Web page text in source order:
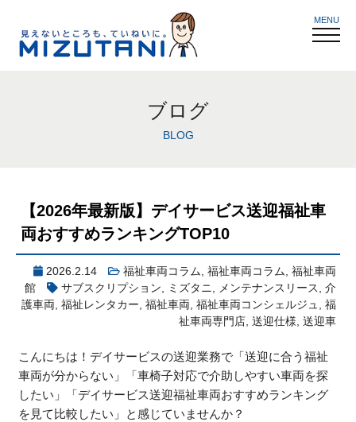
MENU
ブログ
BLOG
【2026年最新版】デイサービス送迎福祉車
両おすすめランキングTOP10
2026.2.14 福祉車両コラム ,福祉車両コラム ,福祉車両
館
サブスクリプション ミズタニ メンテナンスリース ,介
護車両 ,福祉レンタカー ,福祉車両 ,福祉車両コンシェルジュ ,福
祉車両専門店 ,送迎仕様 ,送迎車
こんにちは！デイサービスの送迎業務で「送迎に合う福祉
車両が分からない」「車椅子対応で介助しやすい車両を探
したい」「デイサービス送迎福祉車両おすすめランキング
を見て比較したい」と感じていませんか？